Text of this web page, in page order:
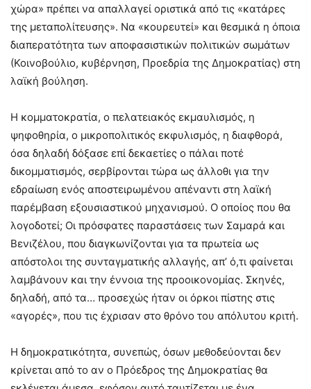
χώρα» πρέπει να απαλλαγεί οριστικά από τις «κατάρες
της μεταπολίτευσης». Να «κουρευτεί» και θεσμικά η όποια
διαπερατότητα των αποφασιστικών πολιτικών σωμάτων
(Κοινοβούλιο, κυβέρνηση, Προεδρία της Δημοκρατίας) στη
λαϊκή βούληση.
Η κομματοκρατία, ο πελατειακός εκμαυλισμός, η
ψηφοθηρία, ο μικροπολιτικός εκφυλισμός, η διαφθορά,
όσα δηλαδή δόξασε επί δεκαετίες ο πάλαι ποτέ
δικομματισμός, σερβίρονται τώρα ως άλλοθι για την
εδραίωση ενός αποστειρωμένου απέναντι στη λαϊκή
παρέμβαση εξουσιαστικού μηχανισμού. Ο οποίος που θα
λογοδοτεί; Οι πρόσφατες παραστάσεις των Σαμαρά και
Βενιζέλου, που διαγκωνίζονται για τα πρωτεία ως
απόστολοι της συνταγματικής αλλαγής, απ’ ό,τι φαίνεται
λαμβάνουν και την έννοια της προοικονομίας. Σκηνές,
δηλαδή, από τα… προσεχώς ήταν οι όρκοι πίστης στις
«αγορές», που τις έχρισαν στο θρόνο του απόλυτου κριτή.
Η δημοκρατικότητα, συνεπώς, όσων μεθοδεύονται δεν
κρίνεται από το αν ο Πρόεδρος της Δημοκρατίας θα